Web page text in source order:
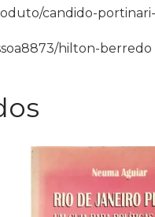
candido-
hilton-berredo